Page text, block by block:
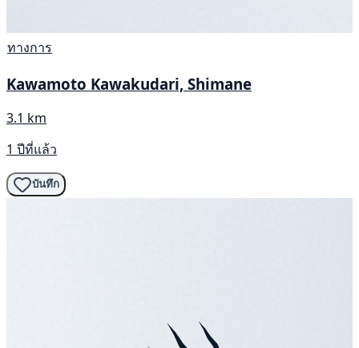
ทางการ
Kawamoto Kawakudari, Shimane
3.1 km
1 ปีที่แล้ว
บันทึก